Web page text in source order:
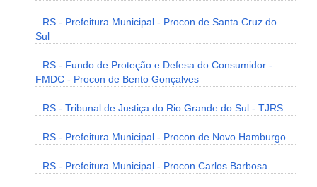
RS - Prefeitura Municipal - Procon de Santa Cruz do
Sul
RS - Fundo de Proteção e Defesa do Consumidor -
FMDC - Procon de Bento Gonçalves
RS - Tribunal de Justiça do Rio Grande do Sul - TJRS
RS - Prefeitura Municipal - Procon de Novo Hamburgo
RS - Prefeitura Municipal - Procon Carlos Barbosa